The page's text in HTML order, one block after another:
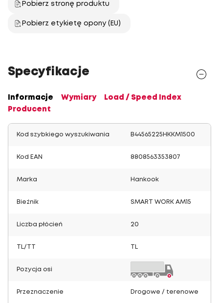
Pobierz stronę produktu
Pobierz etykietę opony (EU)
Specyfikacje
Informacje Wymiary
Load / Speed Index
Producent
Kod szybkiego wyszukiwania B44565225HKKM1500
Kod EAN 8808563353807
Marka Hankook
Bieżnik SMART WORK AM15
Liczba płócień 20
TL/TT
Pozycja osi
Przeznaczenie Drogowe / terenowe